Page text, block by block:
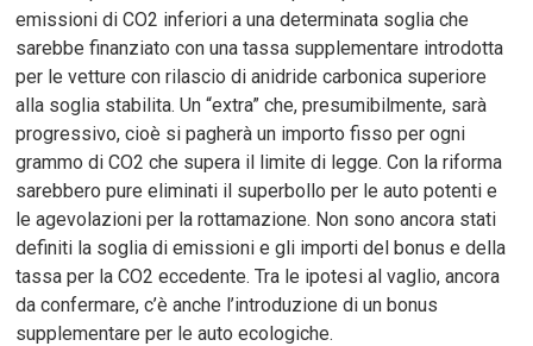
emissioni di CO2 inferiori a una determinata soglia che
sarebbe finanziato con una tassa supplementare introdotta
per le vetture con rilascio di anidride carbonica superiore
alla soglia stabilita. Un “extra” che, presumibilmente, sarà
progressivo, cioè si pagherà un importo fisso per ogni
grammo di CO2 che supera il limite di legge. Con la riforma
sarebbero pure eliminati il superbollo per le auto potenti e
le agevolazioni per la rottamazione. Non sono ancora stati
definiti la soglia di emissioni e gli importi del bonus e della
tassa per la CO2 eccedente. Tra le ipotesi al vaglio, ancora
da confermare, c’è anche l’introduzione di un bonus
supplementare per le auto ecologiche.